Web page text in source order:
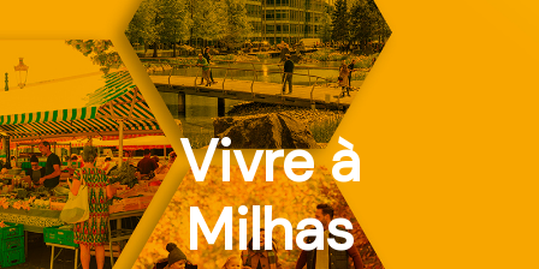
Vivre à
Milhas